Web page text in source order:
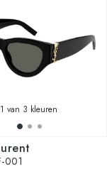
1 van 3 kleuren
001